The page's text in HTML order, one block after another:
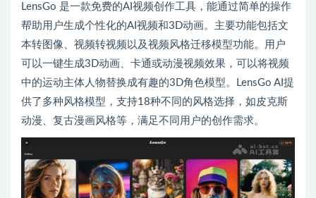
LensGo 是一款免费的AI视频创作工具，能通过简单的操作
帮助用户生成个性化的AI视频和3D动画。主要功能包括文
本转图像、视频转视频以及视频风格迁移模型功能。用户
可以一键生成3D动画、卡通或动漫视频效果，可以将视频
中的运动主体人物替换成有趣的3D角色模型。LensGo AI提
供了多种风格模型，支持18种不同的风格选择，如皮克斯
动漫、复古漫画风格等，满足不同用户的创作需求。